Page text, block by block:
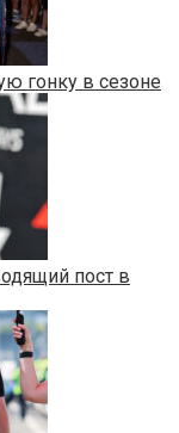
гонку в сезоне
пост в